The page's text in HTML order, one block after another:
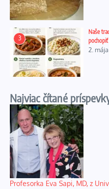
3
Naše
2.
Najviac čítané
Profesorka Eva Sapi, MD, z